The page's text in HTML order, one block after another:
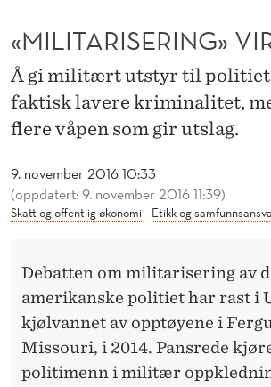
R
N
G
V
9. november 2016 10:33
(oppdatert: 9. november 2016 11:39)
Skatt og offentlig økonomi Etikk og
«MILITARISERING»
Å gi militært utstyr til politiet
faktisk lavere kriminalitet,
flere våpen som gir utslag.
Debatten om militarisering av
amerikanske politiet har rast i
kjølvannet av opptøyene i
Missouri, i 2014. Pansrede
politimenn i militær